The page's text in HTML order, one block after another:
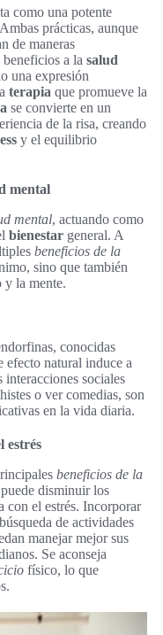
como una potente
prácticas, aunque
de maneras
a la salud
una expresión
terapia que promueve la
se convierte en un
de la risa, creando
y el equilibrio
mental
mental, actuando como
bienestar general. A
beneficios de la
sino que también
y la mente.
conocidas
efecto natural induce a
interacciones sociales
o ver comedias, son
en la vida diaria.
estrés
beneficios de la
disminuir los
con el estrés. Incorporar
de actividades
manejar mejor sus
Se aconseja
físico, lo que